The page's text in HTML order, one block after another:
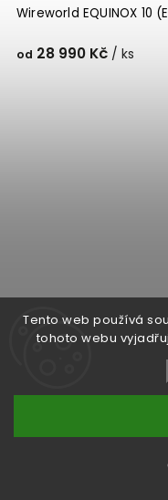
Tento web používá
tohoto webu
Wireworld EQUINOX 10
od 28 990 Kč / ks